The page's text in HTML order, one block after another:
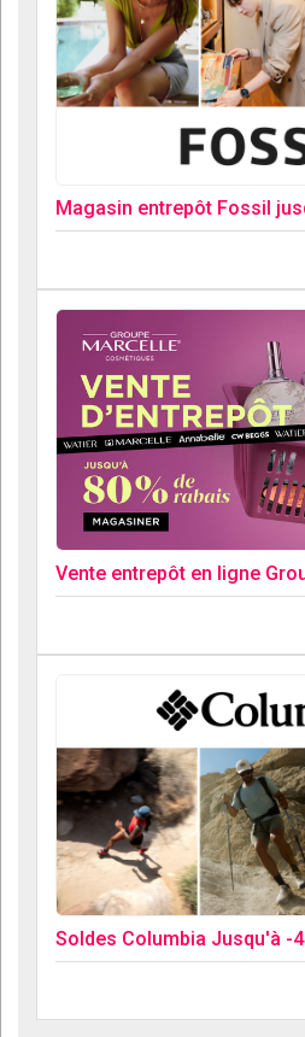
Magasin entrepôt Fossil
Vente entrepôt en ligne
Soldes Columbia Jusqu'à -